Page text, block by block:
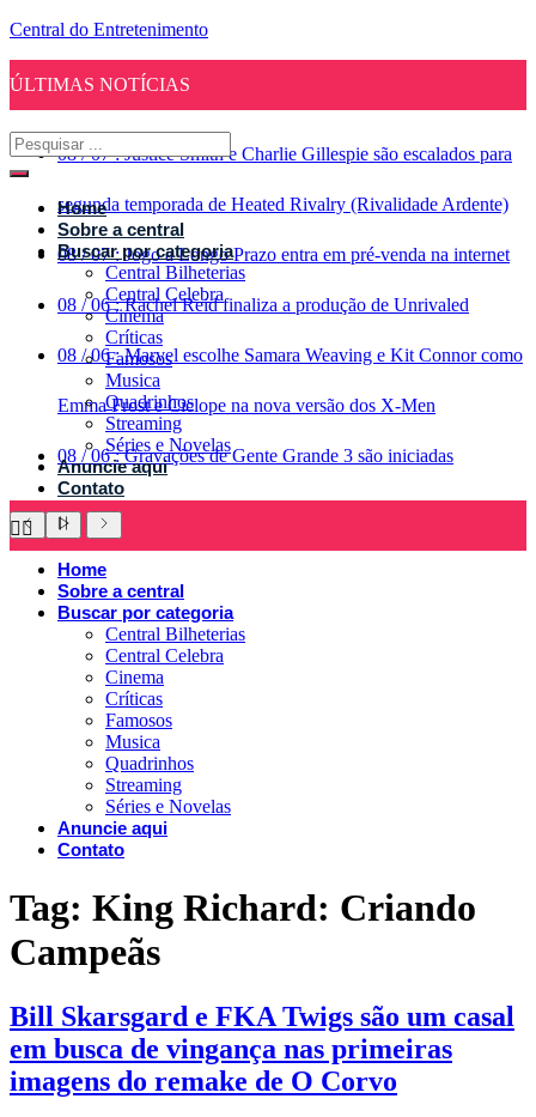
Central do Entretenimento
ÚLTIMAS NOTÍCIAS
08 / 07 : Justice Smith e Charlie Gillespie são escalados para
segunda temporada de Heated Rivalry (Rivalidade Ardente)
08 / 07 : Jogo a Longo Prazo entra em pré-venda na internet
08 / 06 : Rachel Reid finaliza a produção de Unrivaled
08 / 06 : Marvel escolhe Samara Weaving e Kit Connor como
Emma Frost e Ciclope na nova versão dos X-Men
08 / 06 : Gravações de Gente Grande 3 são iniciadas
Home
Sobre a central
Buscar por categoria
Central Bilheterias
Central Celebra
Cinema
Críticas
Famosos
Musica
Quadrinhos
Streaming
Séries e Novelas
Anuncie aqui
Contato
Home
Sobre a central
Buscar por categoria
Central Bilheterias
Central Celebra
Cinema
Críticas
Famosos
Musica
Quadrinhos
Streaming
Séries e Novelas
Anuncie aqui
Contato
Tag: King Richard: Criando
Campeãs
Bill Skarsgard e FKA Twigs são um casal
em busca de vingança nas primeiras
imagens do remake de O Corvo